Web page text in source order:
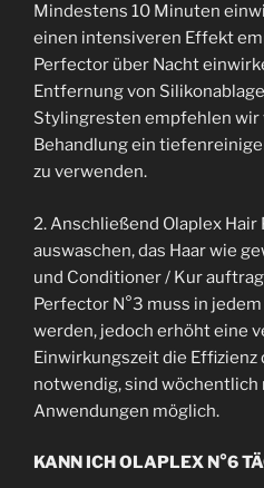
Mindestens 10 Minuten
einen intensiveren Effekt
Perfector über Nacht
Entfernung von
Stylingresten empfehlen wir
Behandlung ein
zu verwenden.
2. Anschließend Olaplex Hair
auswaschen, das Haar wie
und Conditioner / Kur
Perfector N°3 muss in
werden, jedoch erhöht eine
Einwirkungszeit die Effizienz
notwendig, sind wöchentlich
Anwendungen möglich.
KANN ICH OLAPLEX N°6